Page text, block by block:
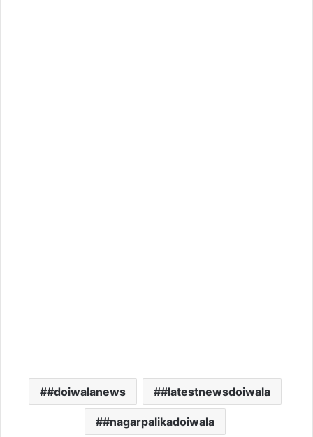
#doiwalanews #latestnewsdoiwala
#nagarpalikadoiwala